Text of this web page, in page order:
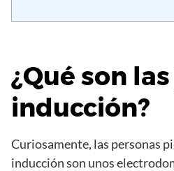
¿Qué son
inducción?
Curiosamente, las personas
inducción son unos